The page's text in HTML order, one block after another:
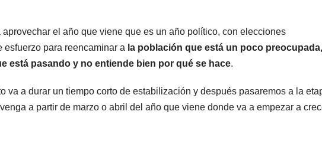
el año que viene que es un año político, con elecciones
para reencaminar a la población que está un poco
está pasando y no entiende bien por qué se hace.
va a durar un tiempo corto de estabilización y después pasaremos a la
a partir de marzo o abril del año que viene donde va a empezar a